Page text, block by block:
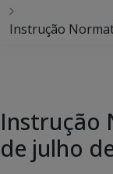
Instrução
Instrução
de julho